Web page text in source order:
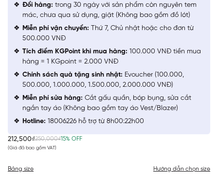
212,500₫250,000₫15% OFF
(Giá đã bao gồm VAT)
Bảng size Hướng dẫn chọn size
Đổi hàng: trong 30 ngày với sản phẩm còn nguyên tem
mác, chưa qua sử dụng, giặt (Không bao gồm đồ lót)
Miễn phí vận chuyển: Thứ 7, Chủ nhật hoặc cho đơn từ
500.000 VNĐ
Tích điểm KGPoint khi mua hàng: 100.000 VNĐ tiền mua
hàng = 1 KGpoint = 2.000 VNĐ
Chính sách quà tặng sinh nhật: Evoucher (100.000,
500.000, 1.000.000, 1.500.000, 2.000.000 VNĐ)
Miễn phí sửa hàng: Cắt gấu quần, bóp bụng, sửa cắt
ngắn tay áo (Không bao gồm tay áo Vest/Blazer)
Hotline: 18006226 hỗ trợ từ 8h00:22h00